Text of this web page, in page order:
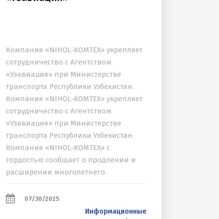
Компания «NIHOL-KOMTEX» укрепляет
сотрудничество с Агентством
«Узавиация» при Министерстве
транспорта Республики Узбекистан.
Компания «NIHOL-KOMTEX» укрепляет
сотрудничество с Агентством
«Узавиация» при Министерстве
транспорта Республики Узбекистан.
Компания «NIHOL-KOMTEX» с
гордостью сообщает о продлении и
расширении многолетнего
«Узавиация», действующим при
Министерстве транспорта Республики
07/30/2025
Информационные